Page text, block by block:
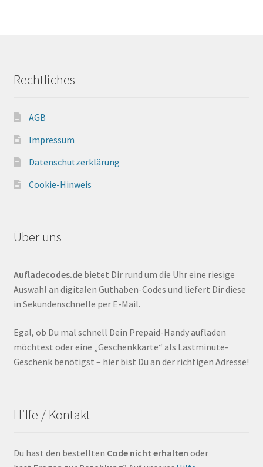
Rechtliches
AGB
Impressum
Datenschutzerklärung
Cookie-Hinweis
Über uns
Aufladecodes.debietet Dir rund um die Uhr eine riesige
Auswahl an digitalen Guthaben-Codes und liefert Dir diese
in Sekundenschnelle per E-Mail.
Egal, ob Du mal schnell Dein Prepaid-Handy aufladen
möchtest oder eine „Geschenkkarte“ als Lastminute-
Geschenk benötigst – hier bist Du an der richtigen Adresse!
Hilfe / Kontakt
Du hast den bestellten Code nicht erhalten oder